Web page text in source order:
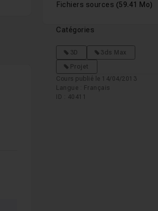
Fichiers sources (59.41 Mo)
Catégories
3D
3ds Max
Projet
Cours publié le 14/04/2013
Langue : Français
ID : 40411